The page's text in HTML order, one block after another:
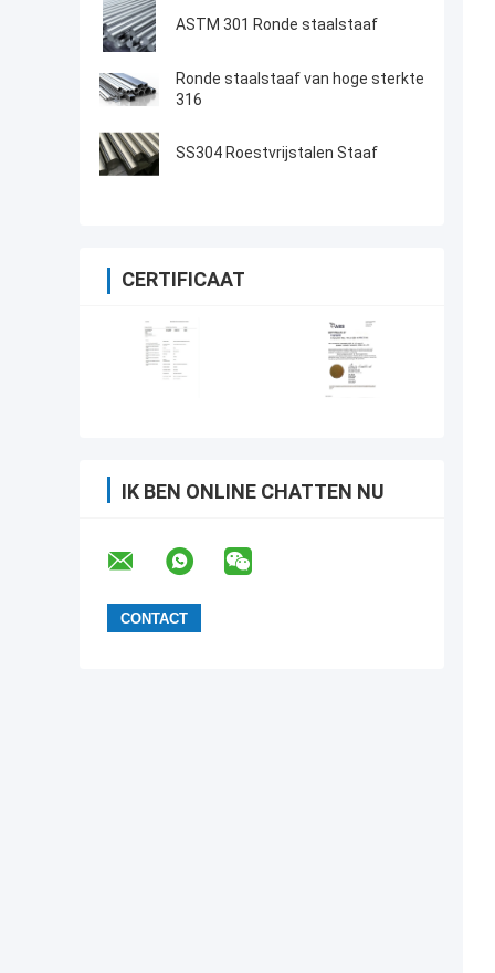
ASTM 301 Ronde staalstaaf
Ronde staalstaaf van hoge sterkte
316
SS304 Roestvrijstalen Staaf
CERTIFICAAT
IK BEN ONLINE CHATTEN NU